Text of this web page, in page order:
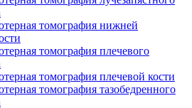
томография нижней
томография плечевого
томография плечевой кости
томография тазобедренного